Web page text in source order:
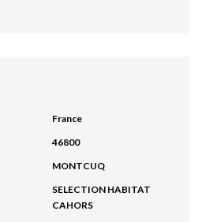
France
46800
MONTCUQ
SELECTION HABITAT
CAHORS